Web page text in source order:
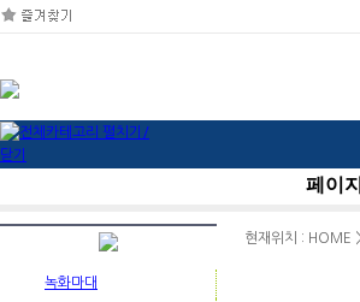
녹화마대
현재위치 : HOME